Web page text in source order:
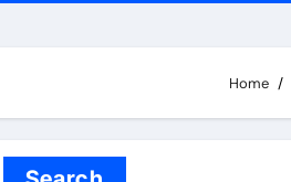
Home